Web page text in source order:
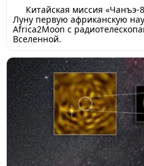
Китайская миссия «Чанъэ-
Луну первую африканскую
Africa2Moon с
Вселенной.